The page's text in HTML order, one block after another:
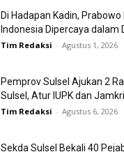
Di Hadapan Kadin,
Indonesia Dipercaya dalam
Tim Redaksi - Agustus 1, 2026
Pemprov Sulsel Ajukan 2
Sulsel, Atur IUPK dan
Tim Redaksi - Agustus 6, 2026
Sekda Sulsel Bekali 40